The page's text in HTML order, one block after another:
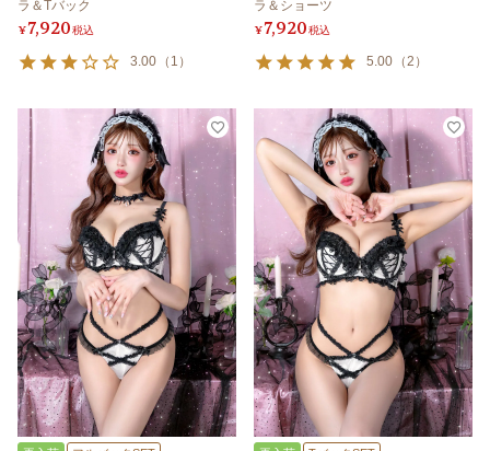
ラ＆Tバック
¥7,920税込
3.00 （ 1 ）
ラ＆ショーツ
¥7,920税込
5.00 （2 ）